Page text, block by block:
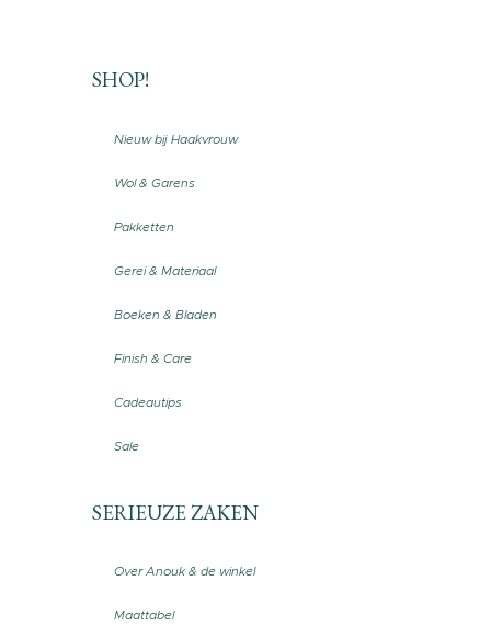
SHOP!
Nieuw bij Haakvrouw
Wol & Garens
Pakketten
Gerei & Materiaal
Boeken & Bladen
Finish & Care
Cadeautips
Sale
SERIEUZE ZAKEN
Over Anouk & de winkel
Maattabel